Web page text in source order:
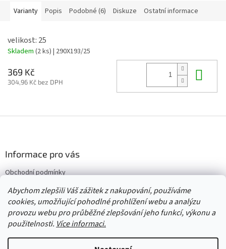
Abychom zlepšili Váš zážitek z nakupování, používáme
cookies, umožňující pohodlné prohlížení webu a analýzu
provozu webu pro průběžné zlepšování jeho funkcí, výkonu a
použitelnosti. Více informaci.
Varianty Popis Podobné (6) Diskuze Ostatní informace
velikost: 25
Skladem (2 ks) | 290X193/25
369 Kč
304,96 Kč bez DPH
í
Informace pro vás
Obchodní podmínky
Vrácení/výměna/reklamace
Velkoobchod